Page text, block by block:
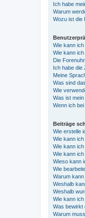
Ich habe
Warum
Wozu ist die
Wie kann
Wie kann
Die
Ich habe die
Meine
Was sind
Wie
Was ist
Wenn ich
Beiträge
Wie erstelle
Wie kann
Wie kann
Wie kann
Wieso kann
Wie
Warum
Weshalb
Weshalb
Wie kann
Was bewirkt
Warum